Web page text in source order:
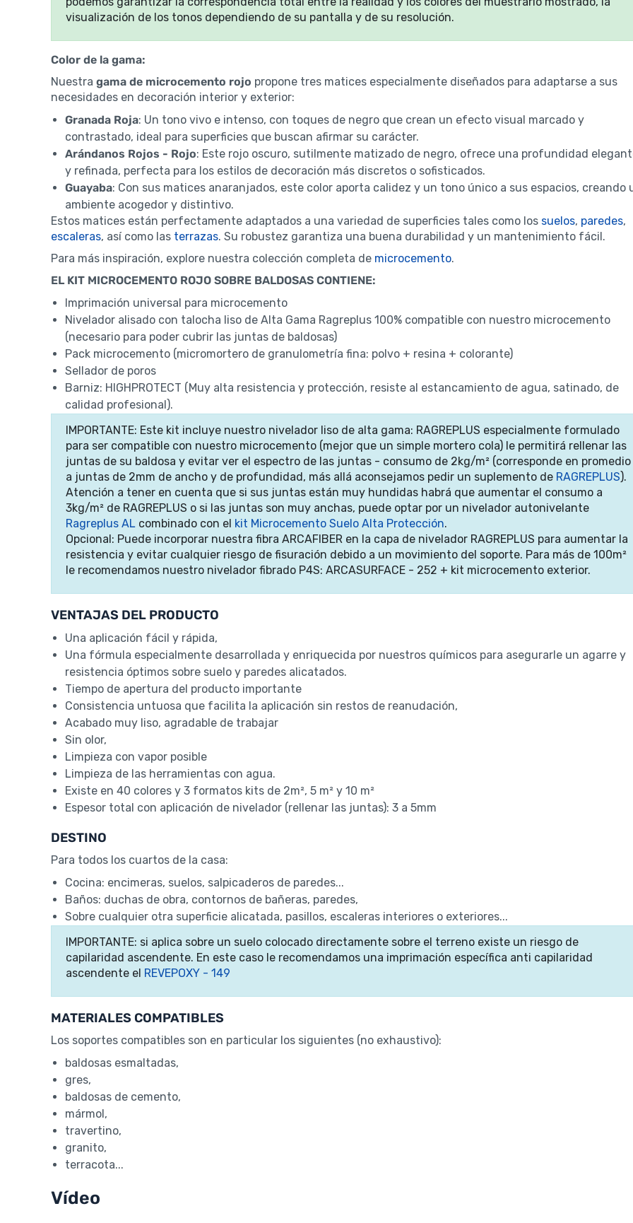
visualización de los tonos dependiendo de su pantalla y de su resolución.
Color de la gama:
Nuestra gama de microcemento rojo propone tres matices especialmente diseñados para adaptarse a sus
necesidades en decoración interior y exterior:
Granada Roja: Un tono vivo e intenso, con toques de negro que crean un efecto visual marcado y
contrastado, ideal para superficies que buscan afirmar su carácter.
Arándanos Rojos - Rojo: Este rojo oscuro, sutilmente matizado de negro, ofrece una profundidad
y refinada, perfecta para los estilos de decoración más discretos o sofisticados.
Guayaba: Con sus matices anaranjados, este color aporta calidez y un tono único a sus espacios, creando
ambiente acogedor y distintivo.
Estos matices están perfectamente adaptados a una variedad de superficies tales como los suelos, paredes,
escaleras, así como las terrazas. Su robustez garantiza una buena durabilidad y un mantenimiento fácil.
Para más inspiración, explore nuestra colección completa de microcemento.
EL KIT MICROCEMENTO ROJO SOBRE BALDOSAS CONTIENE:
Imprimación universal para microcemento
Nivelador alisado con talocha liso de Alta Gama Ragreplus 100% compatible con nuestro microcemento
(necesario para poder cubrir las juntas de baldosas)
Pack microcemento (micromortero de granulometría fina: polvo + resina + colorante)
Sellador de poros
Barniz: HIGHPROTECT (Muy alta resistencia y protección, resiste al estancamiento de agua, satinado, de
calidad profesional).
IMPORTANTE: Este kit incluye nuestro nivelador liso de alta gama: RAGREPLUS especialmente formulado
para ser compatible con nuestro microcemento (mejor que un simple mortero cola) le permitirá rellenar las
juntas de su baldosa y evitar ver el espectro de las juntas - consumo de 2kg/m² (corresponde en promedio
a juntas de 2mm de ancho y de profundidad, más allá aconsejamos pedir un suplemento de RAGREPLUS).
Atención a tener en cuenta que si sus juntas están muy hundidas habrá que aumentar el consumo a
3kg/m² de RAGREPLUS o si las juntas son muy anchas, puede optar por un nivelador autonivelante
Ragreplus AL combinado con el kit Microcemento Suelo Alta Protección.
Opcional: Puede incorporar nuestra fibra ARCAFIBER en la capa de nivelador RAGREPLUS para aumentar la
resistencia y evitar cualquier riesgo de fisuración debido a un movimiento del soporte. Para más de 100m²
le recomendamos nuestro nivelador fibrado P4S: ARCASURFACE - 252 + kit microcemento exterior.
VENTAJAS DEL PRODUCTO
Una aplicación fácil y rápida,
Una fórmula especialmente desarrollada y enriquecida por nuestros químicos para asegurarle un agarre y
resistencia óptimos sobre suelo y paredes alicatados.
Tiempo de apertura del producto importante
Consistencia untuosa que facilita la aplicación sin restos de reanudación,
Acabado muy liso, agradable de trabajar
Sin olor,
Limpieza con vapor posible
Limpieza de las herramientas con agua.
Existe en 40 colores y 3 formatos kits de 2m², 5 m² y 10 m²
Espesor total con aplicación de nivelador (rellenar las juntas): 3 a 5mm
DESTINO
Para todos los cuartos de la casa:
Cocina: encimeras, suelos, salpicaderos de paredes...
Baños: duchas de obra, contornos de bañeras, paredes,
Sobre cualquier otra superficie alicatada, pasillos, escaleras interiores o exteriores...
IMPORTANTE: si aplica sobre un suelo colocado directamente sobre el terreno existe un riesgo de
capilaridad ascendente. En este caso le recomendamos una imprimación específica anti capilaridad
ascendente el REVEPOXY - 149
MATERIALES COMPATIBLES
Los soportes compatibles son en particular los siguientes (no exhaustivo):
baldosas esmaltadas,
gres,
baldosas de cemento,
mármol,
travertino,
granito,
terracota...
Vídeo